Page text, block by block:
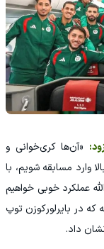
«آن‌ها کری‌خوانی و
وارد مسابقه شویم، با
عملکرد خوبی خواهیم
می‌کنیم.» این هافبک ۲۰ ساله که در بایرلورکوزن توپ
داد.